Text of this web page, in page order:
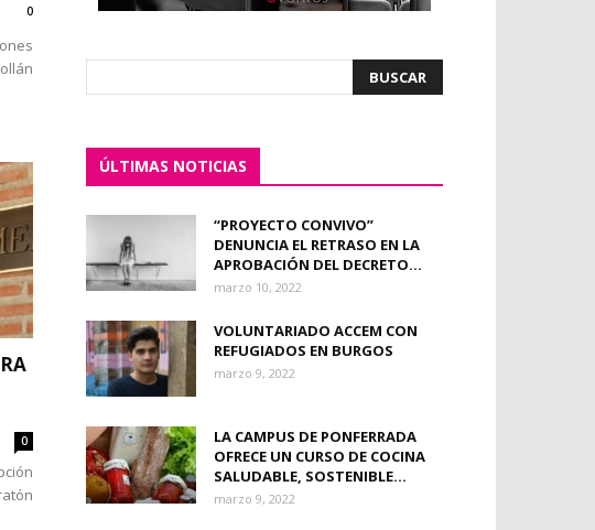
0
0
ÚLTIMAS NOTICIAS
“PROYECTO CONVIVO”
DENUNCIA EL RETRASO EN LA
APROBACIÓN DEL DECRETO...
marzo 10, 2022
VOLUNTARIADO ACCEM CON
REFUGIADOS EN BURGOS
marzo 9, 2022
LA CAMPUS DE PONFERRADA
OFRECE UN CURSO DE COCINA
SALUDABLE, SOSTENIBLE...
marzo 9, 2022